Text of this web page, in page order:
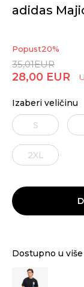
adidas
Popust20%
35,01EUR
28,00 EUR
Izaberi veličinu
S
2XL
Dostupno u više